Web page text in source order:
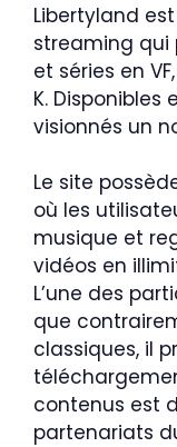
Libertyland
streaming qui
et séries en
K. Disponibles
visionnés un
Le site
où les
musique et
vidéos en
L’une des
que
classiques, il
contenus est
partenariats